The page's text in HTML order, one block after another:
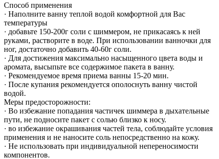
Способ применения
· Наполните ванну теплой водой комфортной для Вас
температуры
· добавьте 150-200г соли с шиммером, не прикасаясь к ней
руками, растворите в воде. При использовании ванночки для
ног, достаточно добавить 40-60г соли.
· Для достижения максимально насыщенного цвета воды и
аромата, высыпьте все содержимое пакета в ванну.
· Рекомендуемое время приема ванны 15-20 мин.
· После купания рекомендуется ополоснуть ванну чистой
водой.
Меры предосторожности:
· Во избежание попадания частичек шиммера в дыхательные
пути, не подносите пакет с солью близко к носу.
· во избежание окрашивания частей тела, соблюдайте условия
применения и не наносите соль непосредственно на кожу.
· Не использовать при индивидуальной непереносимости
компонентов.